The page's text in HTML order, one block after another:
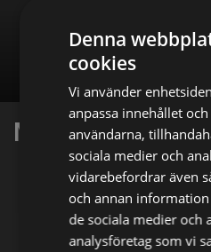
Mariam
Facebook X
Denna
cookies
Vi använder
anpassa innehållet
användarna,
sociala medier och
vidarebefordrar även
och annan
de sociala medier och
analysföretag som vi